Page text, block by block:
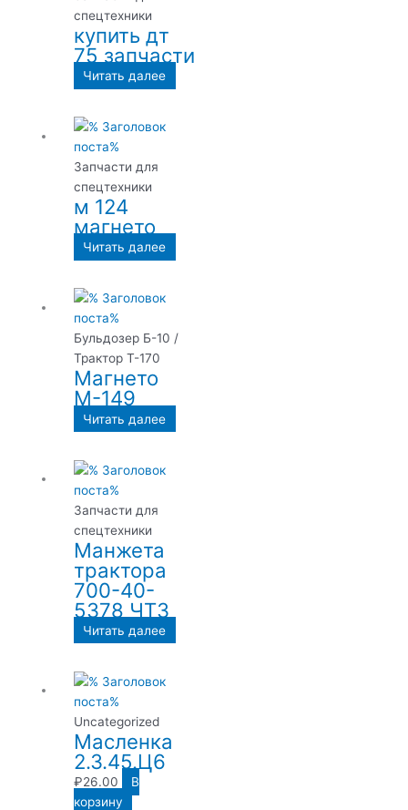
спецтехники
купить дт
75 запчасти
Читать далее
Запчасти для
спецтехники
м 124
магнето
Читать далее
Бульдозер Б-10 /
Трактор Т-170
Магнето
М-149
Читать далее
Запчасти для
спецтехники
Манжета
трактора
700-40-
5378 ЧТЗ
Читать далее
Uncategorized
Масленка
2.3.45.Ц6
₽26.00
В
корзину